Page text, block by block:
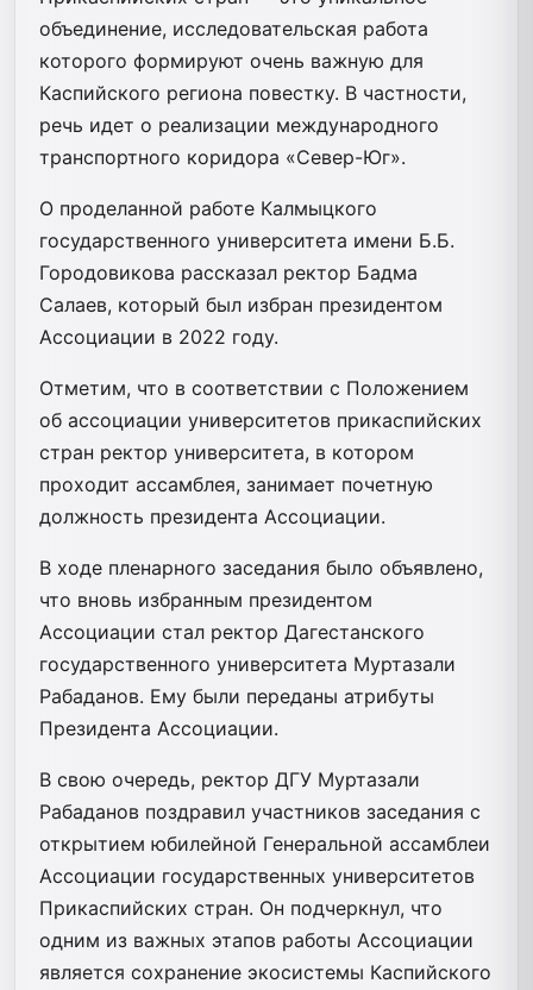
объединение, исследовательская работа
которого формируют очень важную для
Каспийского региона повестку. В частности,
речь идет о реализации международного
транспортного коридора «Север-Юг».
О проделанной работе Калмыцкого
государственного университета имени Б.Б.
Городовикова рассказал ректор Бадма
Салаев, который был избран президентом
Ассоциации в 2022 году.
Отметим, что в соответствии с Положением
об ассоциации университетов прикаспийских
стран ректор университета, в котором
проходит ассамблея, занимает почетную
должность президента Ассоциации.
В ходе пленарного заседания было объявлено,
что вновь избранным президентом
Ассоциации стал ректор Дагестанского
государственного университета Муртазали
Рабаданов. Ему были переданы атрибуты
Президента Ассоциации.
В свою очередь, ректор ДГУ Муртазали
Рабаданов поздравил участников заседания с
открытием юбилейной Генеральной ассамблеи
Ассоциации государственных университетов
Прикаспийских стран. Он подчеркнул, что
одним из важных этапов работы Ассоциации
является сохранение экосистемы Каспийского